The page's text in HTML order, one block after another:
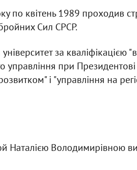
по квітень 1989 проходив
Сил СРСР.
за кваліфікацією
управління при Президентові
і "управління на
Володимирівною